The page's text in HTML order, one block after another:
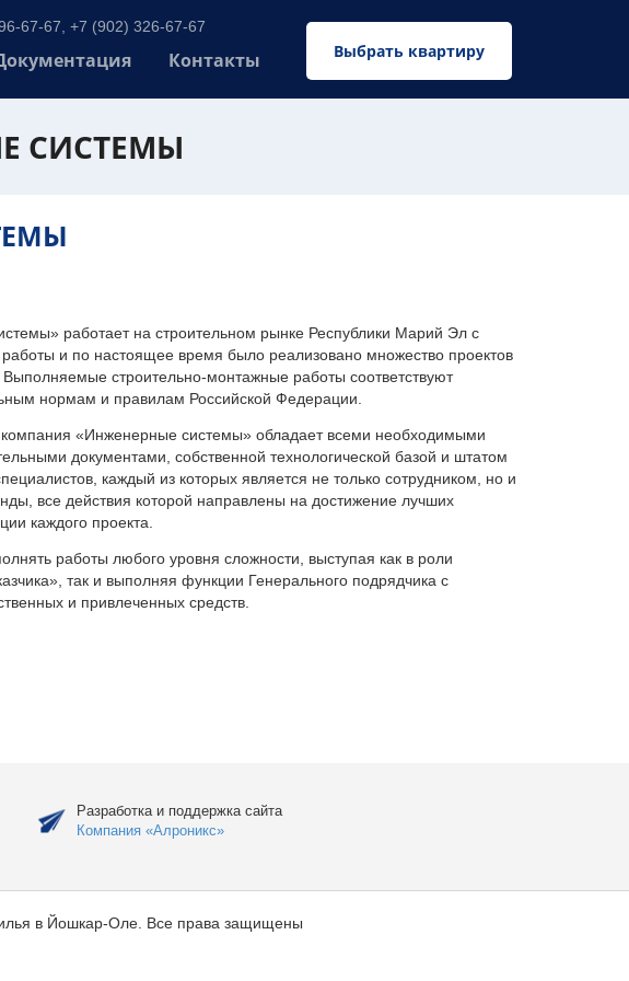
Выбрать квартиру
67-67, +7 (902) 326-67-67
Контакты
СИСТЕМЫ
работает на строительном рынке Республики Марий Эл с
и по настоящее время было реализовано множество проектов
Выполняемые строительно-монтажные работы соответствуют
нормам и правилам Российской Федерации.
«Инженерные системы» обладает всеми необходимыми
документами, собственной технологической базой и штатом
каждый из которых является не только сотрудником, но и
все действия которой направлены на достижение лучших
каждого проекта.
работы любого уровня сложности, выступая как в роли
так и выполняя функции Генерального подрядчика с
и привлеченных средств.
Разработка и поддержка сайта
Компания «Алроникс»
в Йошкар-Оле. Все права защищены